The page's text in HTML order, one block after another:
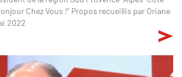
Chez Vous !" Propos recueillis par Oriane
2022